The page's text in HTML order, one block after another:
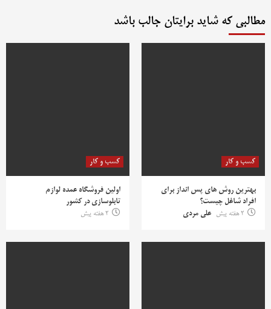
مطالبی که شاید برایتان جالب باشد
کسب و کار
بهترین روش‌ های پس‌ انداز برای
افراد شاغل چیست؟
2 هفته پیش
علی مردی
کسب و کار
اولین فروشگاه عمده لوازم
تابلوسازی در کشور
2 هفته پیش